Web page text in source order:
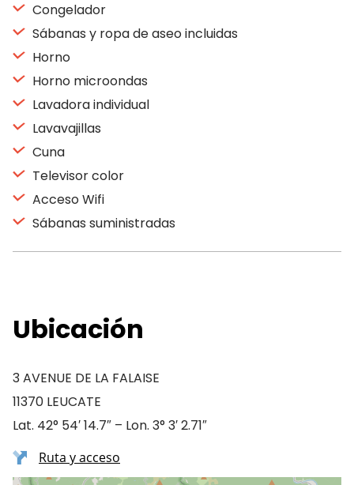
Congelador
Sábanas y ropa de aseo incluidas
Horno
Horno microondas
Lavadora individual
Lavavajillas
Cuna
Televisor color
Acceso Wifi
Sábanas suministradas
Ubicación
3 AVENUE DE LA FALAISE
11370 LEUCATE
Lat. 42° 54′ 14.7″ – Lon. 3° 3′ 2.71″
Ruta y acceso